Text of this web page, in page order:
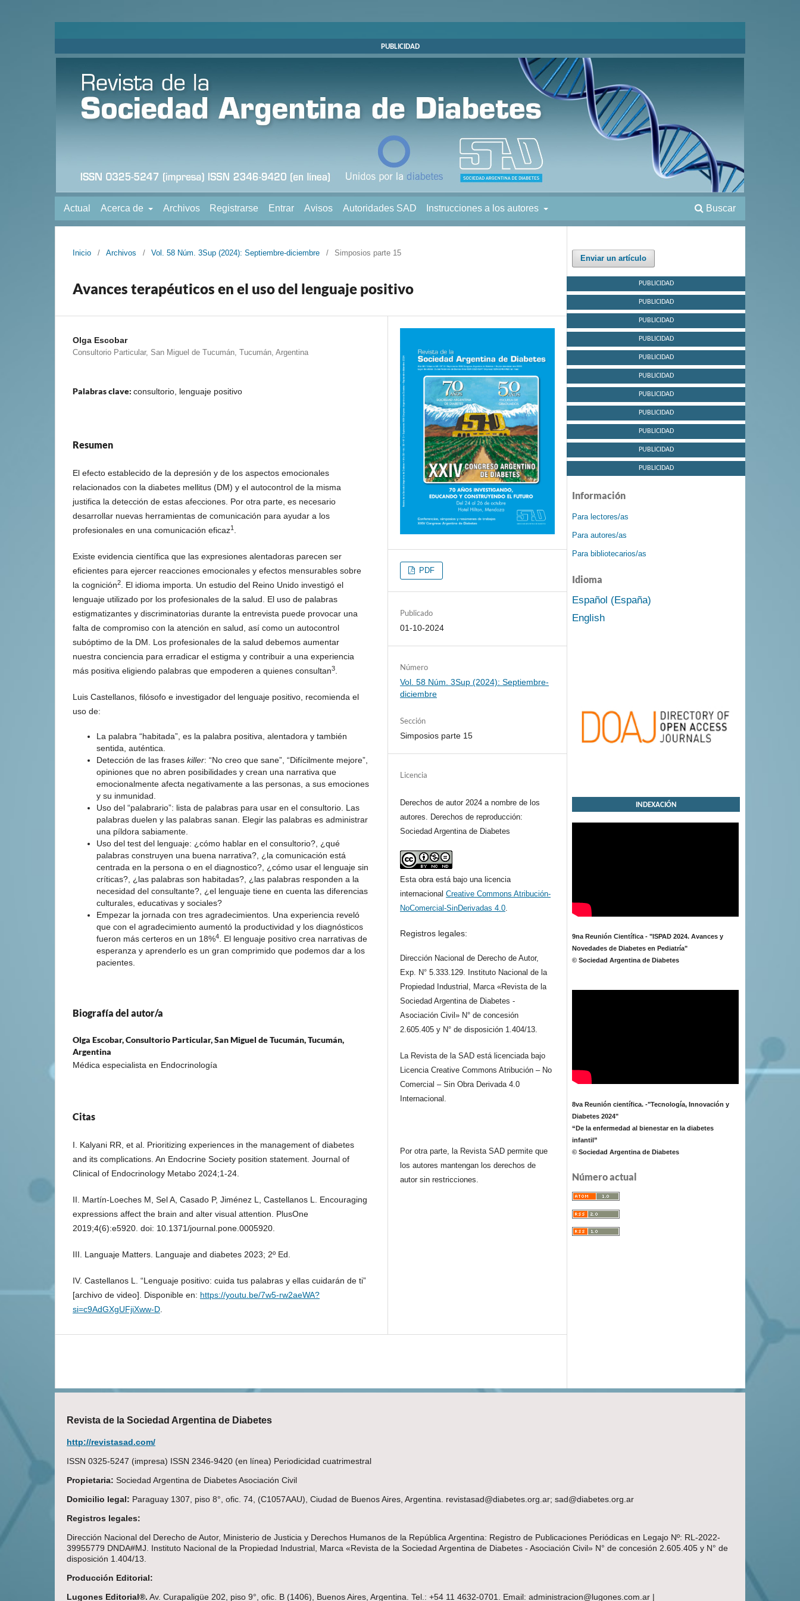
PUBLICIDAD
Actual Acerca de Archivos Registrarse Entrar Avisos Autoridades SAD Instrucciones a los autores Buscar
Inicio / Archivos / Vol. 58 Núm. 3Sup (2024): Septiembre-diciembre / Simposios parte 15
Avances terapéuticos en el uso del lenguaje positivo
Olga Escobar
Consultorio Particular, San Miguel de Tucumán, Tucumán, Argentina
Palabras clave: consultorio, lenguaje positivo
Resumen
El efecto establecido de la depresión y de los aspectos emocionales
relacionados con la diabetes mellitus (DM) y el autocontrol de la misma
justifica la detección de estas afecciones. Por otra parte, es necesario
desarrollar nuevas herramientas de comunicación para ayudar a los
profesionales en una comunicación eficaz1
Existe evidencia científica que las expresiones alentadoras parecen ser
eficientes para ejercer reacciones emocionales y efectos mensurables sobre
la cognición2
. El idioma importa. Un estudio del Reino Unido investigó el
lenguaje utilizado por los profesionales de la salud. El uso de palabras
estigmatizantes y discriminatorias durante la entrevista puede provocar una
falta de compromiso con la atención en salud, así como un autocontrol
subóptimo de la DM. Los profesionales de la salud debemos aumentar
nuestra conciencia para erradicar el estigma y contribuir a una experiencia
más positiva eligiendo palabras que empoderen a quienes consultan3
Luis Castellanos, filósofo e investigador del lenguaje positivo, recomienda el
uso de:
La palabra “habitada”, es la palabra positiva, alentadora y también
sentida, auténtica.
Detección de las frases killer: “No creo que sane”, “Difícilmente mejore”,
opiniones que no abren posibilidades y crean una narrativa que
emocionalmente afecta negativamente a las personas, a sus emociones
y su inmunidad.
Uso del “palabrario”: lista de palabras para usar en el consultorio. Las
palabras duelen y las palabras sanan. Elegir las palabras es administrar
una píldora sabiamente.
Uso del test del lenguaje: ¿cómo hablar en el consultorio?, ¿qué
palabras construyen una buena narrativa?, ¿la comunicación está
centrada en la persona o en el diagnostico?, ¿cómo usar el lenguaje sin
críticas?, ¿las palabras son habitadas?, ¿las palabras responden a la
necesidad del consultante?, ¿el lenguaje tiene en cuenta las diferencias
culturales, educativas y sociales?
Empezar la jornada con tres agradecimientos. Una experiencia reveló
que con el agradecimiento aumentó la productividad y los diagnósticos
fueron más certeros en un 18%4
. El lenguaje positivo crea narrativas de
esperanza y aprenderlo es un gran comprimido que podemos dar a los
pacientes.
Biografía del autor/a
Olga Escobar,Consultorio Particular, San Miguel de Tucumán, Tucumán,
Argentina
Médica especialista en Endocrinología
Citas
I. Kalyani RR, et al. Prioritizing experiences in the management of diabetes
and its complications. An Endocrine Society position statement. Journal of
Clinical of Endocrinology Metabo 2024;1-24.
II. Martín-Loeches M, Sel A, Casado P, Jiménez L, Castellanos L. Encouraging
expressions affect the brain and alter visual attention. PlusOne
2019;4(6):e5920. doi: 10.1371/journal.pone.0005920.
III. Languaje Matters. Languaje and diabetes 2023; 2º Ed.
IV. Castellanos L. “Lenguaje positivo: cuida tus palabras y ellas cuidarán de ti”
[archivo de video]. Disponible en: https://youtu.be/7w5-rw2aeWA?
si=c9AdGXgUFjiXww-D
PDF
Publicado
01-10-2024
Número
Vol. 58 Núm. 3Sup (2024): Septiembre-
diciembre
Sección
Simposios parte 15
Licencia
Derechos de autor 2024 a nombre de los
autores. Derechos de reproducción:
Sociedad Argentina de Diabetes
Esta obra está bajo una licencia
internacionalCreative Commons Atribución-
NoComercial-SinDerivadas 4.0.
Registros legales:
Dirección Nacional de Derecho de Autor,
Exp. N° 5.333.129. Instituto Nacional de la
Propiedad Industrial, Marca «Revista de la
Sociedad Argentina de Diabetes -
Asociación Civil» N° de concesión
2.605.405 y N° de disposición 1.404/13.
La Revista de la SAD está licenciada bajo
Licencia Creative Commons Atribución – No
Comercial – Sin Obra Derivada 4.0
Internacional.
Por otra parte, la Revista SAD permite que
los autores mantengan los derechos de
autor sin restricciones.
Enviar un artículo
PUBLICIDAD
PUBLICIDAD
PUBLICIDAD
PUBLICIDAD
PUBLICIDAD
PUBLICIDAD
PUBLICIDAD
PUBLICIDAD
PUBLICIDAD
PUBLICIDAD
PUBLICIDAD
Información
Para lectores/as
Para autores/as
Para bibliotecarios/as
Idioma
Español (España)
English
INDEXACIÓN
9na Reunión Científica - "ISPAD 2024. Avances y
Novedades de Diabetes en Pediatría"
© Sociedad Argentina de Diabetes
8va Reunión científica. -"Tecnología, Innovación y
Diabetes 2024"
“De la enfermedad al bienestar en la diabetes
infantil”
© Sociedad Argentina de Diabetes
Número actual
Revista de la Sociedad Argentina de Diabetes
http://revistasad.com/
ISSN 0325-5247 (impresa) ISSN 2346-9420 (en línea) Periodicidad cuatrimestral
Propietaria: Sociedad Argentina de Diabetes Asociación Civil
Domicilio legal: Paraguay 1307, piso 8°, ofic. 74, (C1057AAU), Ciudad de Buenos Aires, Argentina. revistasad@diabetes.org.ar; sad@diabetes.org.ar
Registros legales:
Dirección Nacional del Derecho de Autor, Ministerio de Justicia y Derechos Humanos de la República Argentina: Registro de Publicaciones Periódicas en Legajo Nº: RL-2022-
39955779 DNDA#MJ. Instituto Nacional de la Propiedad Industrial, Marca «Revista de la Sociedad Argentina de Diabetes - Asociación Civil» N° de concesión 2.605.405 y N° de
disposición 1.404/13.
Producción Editorial:
Lugones Editorial®. Av. Curapaligüe 202, piso 9°, ofic. B (1406), Buenos Aires, Argentina. Tel.: +54 11 4632-0701. Email: administracion@lugones.com.ar |